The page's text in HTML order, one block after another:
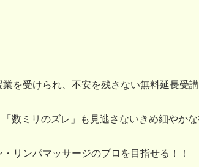
を受けられ、不安を残さない無料延長受
数ミリのズレ」も見逃さないきめ細やか
リンパマッサージのプロを目指せる！！